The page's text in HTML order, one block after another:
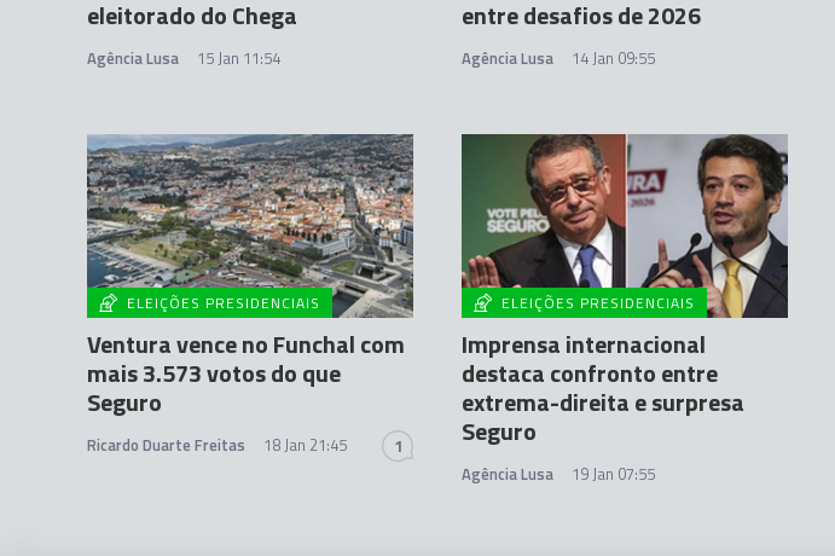
eleitorado do Chega
Agência Lusa 15 Jan 11:54
entre desafios de 2026
Agência Lusa 14 Jan 09:55
ELEIÇÕES PRESIDENCIAIS
Ventura vence no Funchal com
mais 3.573 votos do que
Seguro
Ricardo Duarte Freitas 18 Jan 21:45 1
ELEIÇÕES PRESIDENCIAIS
Imprensa internacional
destaca confronto entre
extrema-direita e surpresa
Seguro
Agência Lusa 19 Jan 07:55